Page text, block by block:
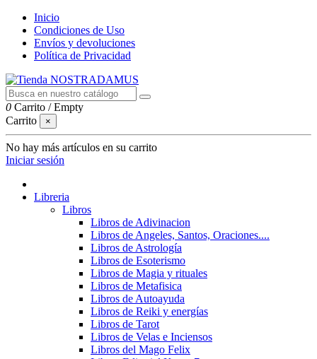
Inicio
Condiciones de Uso
Envíos y devoluciones
Política de Privacidad
0 Carrito /Empty
Carrito
×
No hay más artículos en su carrito
Iniciar sesión
Libreria
Libros
Libros de Adivinacion
Libros de Angeles, Santos, Oraciones....
Libros de Astrología
Libros de Esoterismo
Libros de Magia y rituales
Libros de Metafisica
Libros de Autoayuda
Libros de Reiki y energías
Libros de Tarot
Libros de Velas e Inciensos
Libros del Mago Felix